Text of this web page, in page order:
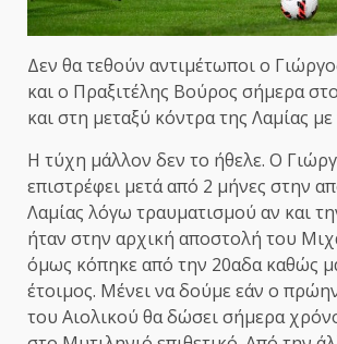
Δεν θα τεθούν αντιμέτωποι ο
και ο Πραξιτέλης Βούρος σήμερα
και στη μεταξύ κόντρα της Λαμίας
Η τύχη μάλλον δεν το ήθελε. Ο
επιστρέφει μετά από 2 μήνες στην
Λαμίας λόγω τραυματισμού αν και
ήταν στην αρχική αποστολή του
όμως κόπηκε από την 20αδα καθώς
έτοιμος. Μένει να δούμε εάν ο
του Αιολικού θα δώσει σήμερα